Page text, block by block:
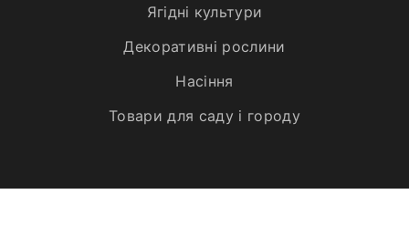
Ягідні культури
Декоративні рослини
Насіння
Товари для саду і городу